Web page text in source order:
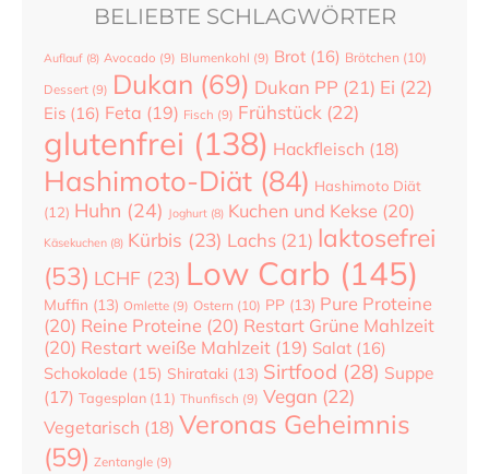
BELIEBTE SCHLAGWÖRTER
Auflauf (8) Avocado (9) Blumenkohl (9) Brot (16) Brötchen (10)
Dessert (9) Dukan (69) Dukan PP (21) Ei (22)
Eis (16) Feta (19) Fisch (9) Frühstück (22)
glutenfrei (138) Hackfleisch (18)
Hashimoto-Diät (84) Hashimoto Diät
(12) Huhn (24) Joghurt (8) Kuchen und Kekse (20)
Käsekuchen (8) Kürbis (23) Lachs (21) laktosefrei
(53) LCHF (23) Low Carb (145)
Muffin (13) Omlette (9) Ostern (10) PP (13) Pure Proteine
(20) Reine Proteine (20) Restart Grüne Mahlzeit
(20) Restart weiße Mahlzeit (19) Salat (16)
Schokolade (15) Shirataki (13) Sirtfood (28) Suppe
(17) Tagesplan (11) Thunfisch (9) Vegan (22)
Vegetarisch (18) Veronas Geheimnis
(59) Zentangle (9)